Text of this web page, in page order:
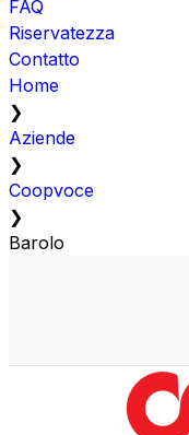
FAQ
Riservatezza
Contatto
Home
❯
Aziende
❯
Coopvoce
❯
Barolo